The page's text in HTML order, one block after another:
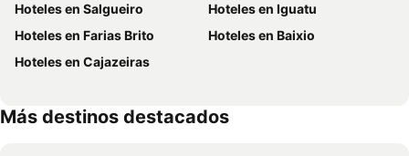
Hoteles en Salgueiro
Hoteles en Iguatu
Hoteles en Farias Brito
Hoteles en Baixio
Hoteles en Cajazeiras
Más destinos destacados